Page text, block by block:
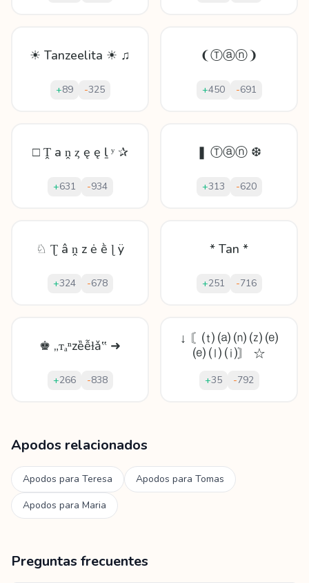
☀ Tanzeelita ☀ ♫
+89 -325
❨Ⓣⓐⓝ❩
+450 -691
□ Ṱ а ṋ ȥ ę ę ḻ ʸ ✰
+631 -934
❚ Ⓣⓐⓝ ❆
+313 -620
♘ Ʈ â ṋ z ė ḕ ɭ ÿ
+324 -678
* Tan *
+251 -716
♚ „ᴛₐⁿzȅễɫǎ‟ ➜
+266 -838
↓ 〘⒯ ⒜ ⒩ ⒵ ⒠
⒠ ⒧ ⒤〙 ☆
+35 -792
Apodos relacionados
Apodos para Teresa Apodos para Tomas
Apodos para Maria
Preguntas frecuentes